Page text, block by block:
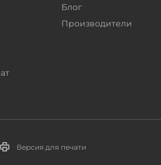
Блог
Производители
Версия для печати